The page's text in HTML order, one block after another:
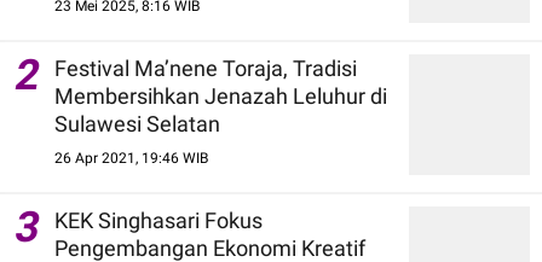
23 Mei 2025, 8:16 WIB
2
Festival Ma’nene Toraja, Tradisi
Membersihkan Jenazah Leluhur di
Sulawesi Selatan
26 Apr 2021, 19:46 WIB
3
KEK Singhasari Fokus
Pengembangan Ekonomi Kreatif